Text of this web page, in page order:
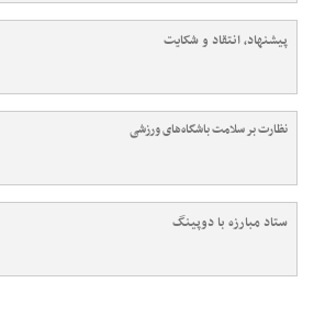
پیشنهاد، انتقاد و شکایت
نظارت بر سلامت باشگاه‌های ورزشی
ستاد مبارزه با دوپینگ